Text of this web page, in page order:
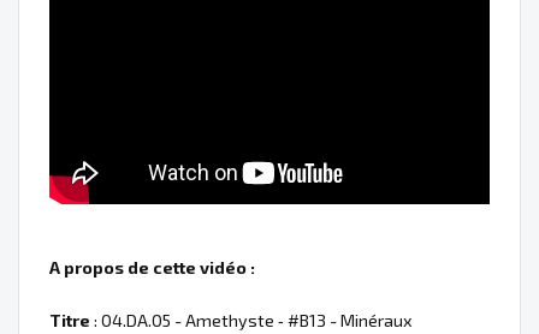
A propos de cette vidéo :
Titre : 04.DA.05 - Amethyste ‐ #B13 - Minéraux